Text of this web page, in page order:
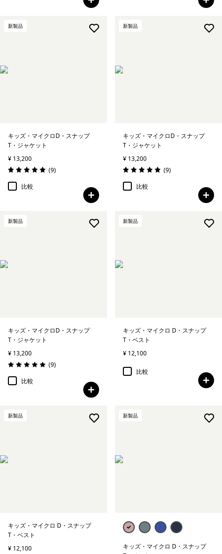
新製品
キッズ・マイクロD・スナップ
T・ジャケット
¥ 13,200
評価: 5.0 / 5
(9レビュー
)
比較
新製品
キッズ・マイクロD・スナップ
T・ジャケット
¥ 13,200
評価: 5.0 / 5
(9レビュー
)
比較
新製品
キッズ・マイクロD・スナップ
T・ジャケット
¥ 13,200
評価: 5.0 / 5
(9レビュー
)
比較
新製品
キッズ・マイクロ D・スナップ
T・ベスト
¥ 12,100
比較
新製品
キッズ・マイクロ D・スナップ
T・ベスト
¥ 12,100
新製品
キッズ・マイクロ D・スナップ